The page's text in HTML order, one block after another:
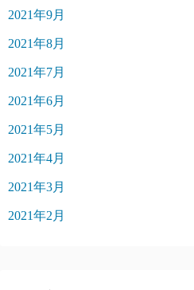
2021年9月
2021年8月
2021年7月
2021年6月
2021年5月
2021年4月
2021年3月
2021年2月